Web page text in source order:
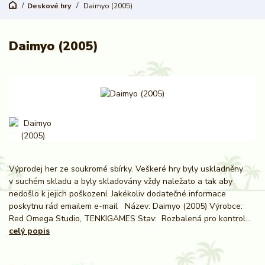
Deskové hry Daimyo (2005)
Daimyo (2005)
Výprodej her ze soukromé sbírky. Veškeré hry byly uskladněny
v suchém skladu a byly skladovány vždy naležato a tak aby
nedošlo k jejich poškození. Jakékoliv dodatečné informace
poskytnu rád emailem e-mail Název: Daimyo (2005) Výrobce:
Red Omega Studio, TENKIGAMES Stav: Rozbalená pro kontrol...
celý popis